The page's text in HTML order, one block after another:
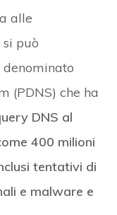
alle
può
denominato
(PDNS) che ha
DNS al
400 milioni
tentativi di
e malware e